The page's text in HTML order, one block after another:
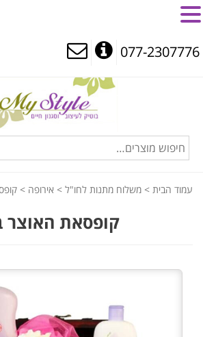
077-2307776
עמוד הבית > משלוח מתנות לחו"ל > אירופה >
קופסאת האוצר